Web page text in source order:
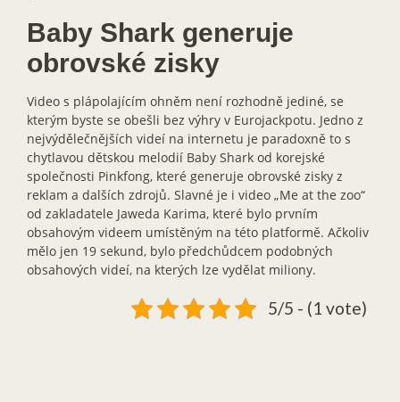
Baby Shark generuje
obrovské zisky
Video s plápolajícím ohněm není rozhodně jediné, se
kterým byste se obešli bez výhry v Eurojackpotu. Jedno z
nejvýdělečnějších videí na internetu je paradoxně to s
chytlavou dětskou melodií Baby Shark od korejské
společnosti Pinkfong, které generuje obrovské zisky z
reklam a dalších zdrojů. Slavné je i video „Me at the zoo“
od zakladatele Jaweda Karima, které bylo prvním
obsahovým videem umístěným na této platformě. Ačkoliv
mělo jen 19 sekund, bylo předchůdcem podobných
obsahových videí, na kterých lze vydělat miliony.
5/5 - (1 vote)